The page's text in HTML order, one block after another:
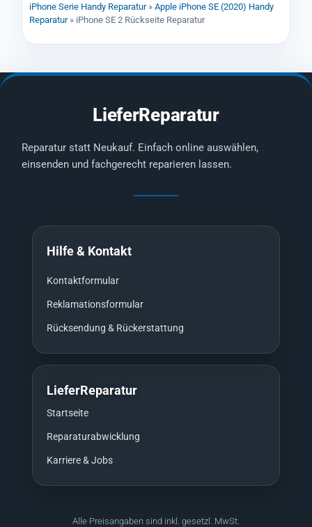
iPhone Serie Handy Reparatur» Apple iPhone SE (2020) Handy
Reparatur» iPhone SE 2 Rückseite Reparatur
LieferReparatur
Reparatur statt Neukauf. Einfach online auswählen,
einsenden und fachgerecht reparieren lassen.
Hilfe & Kontakt
Kontaktformular
Reklamationsformular
Rücksendung & Rückerstattung
LieferReparatur
Startseite
Reparaturabwicklung
Karriere & Jobs
Alle Preisangaben sind inkl. gesetzl. MwSt.